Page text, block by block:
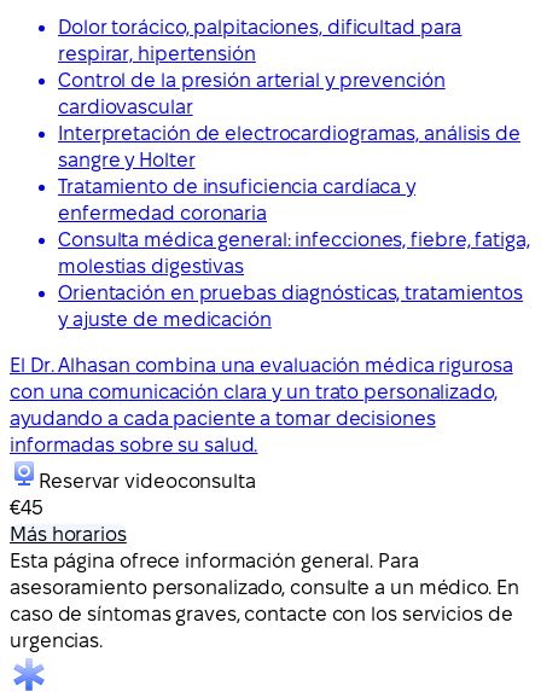
Dolor torácico, palpitaciones, dificultad para
respirar, hipertensión
Control de la presión arterial y prevención
cardiovascular
Interpretación de electrocardiogramas, análisis de
sangre y Holter
Tratamiento de insuficiencia cardíaca y
enfermedad coronaria
Consulta médica general: infecciones, fiebre, fatiga,
molestias digestivas
Orientación en pruebas diagnósticas, tratamientos
y ajuste de medicación
El Dr. Alhasan combina una evaluación médica rigurosa
con una comunicación clara y un trato personalizado,
ayudando a cada paciente a tomar decisiones
informadas sobre su salud.
Reservar videoconsulta
€45
Más horarios
Esta página ofrece información general. Para
asesoramiento personalizado, consulte a un médico. En
caso de síntomas graves, contacte con los servicios de
urgencias.